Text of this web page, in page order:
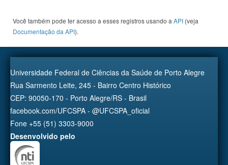
Você também pode ter acesso a esses registros usando a API (veja
Documentação da API).
Universidade Federal de Ciências da Saúde de Porto Alegre
Rua Sarmento Leite, 245 - Bairro Centro Histórico
CEP: 90050-170 - Porto Alegre/RS - Brasil
facebook.com/UFCSPA - @UFCSPA_oficial
Fone +55 (51) 3303-9000
Desenvolvido pelo